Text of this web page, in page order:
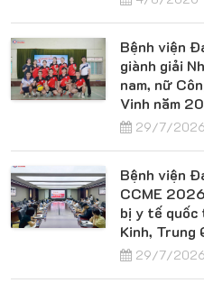
Bệnh viện
giành giải
nam, nữ
Vinh năm
29/7/2026
Bệnh viện
CCME
bị y tế
Kinh, Trung
29/7/2026